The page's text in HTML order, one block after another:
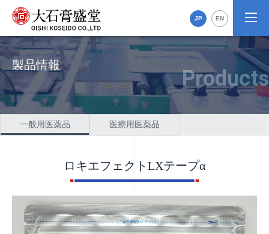
JP EN
製品情報
一般用医薬品 医療用医薬品
ロキエフェクトLXテープα